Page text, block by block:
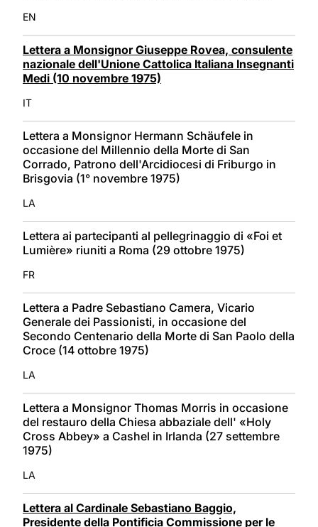
EN
Lettera a Monsignor Giuseppe Rovea, consulente
nazionale dell'Unione Cattolica Italiana Insegnanti
Medi (10 novembre 1975)
IT
Lettera a Monsignor Hermann Schäufele in
occasione del Millennio della Morte di San
Corrado, Patrono dell'Arcidiocesi di Friburgo in
Brisgovia (1° novembre 1975)
LA
Lettera ai partecipanti al pellegrinaggio di «Foi et
Lumière» riuniti a Roma (29 ottobre 1975)
FR
Lettera a Padre Sebastiano Camera, Vicario
Generale dei Passionisti, in occasione del
Secondo Centenario della Morte di San Paolo della
Croce (14 ottobre 1975)
LA
Lettera a Monsignor Thomas Morris in occasione
del restauro della Chiesa abbaziale dell' «Holy
Cross Abbey» a Cashel in Irlanda (27 settembre
1975)
LA
Lettera al Cardinale Sebastiano Baggio,
Presidente della Pontificia Commissione per le